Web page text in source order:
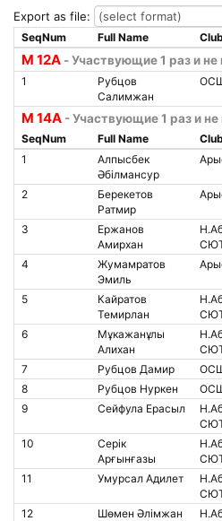
Export as file:
M 12A - Участвующие 1 раз и
SeqNum Full Name Club
1
Рубцов
Салимжан
M 14А - Участвующие 1 раз и
SeqNum Full Name Club
1
Алпысбек
Әбілмансур
2
Берекетов
Ратмир
3
Ержанов
Амирхан
4
Жумамратов
Эмиль
5
Кайратов
Темирлан
6
Мұкажанұлы
Алихан
7 Рубцов Дамир
8
Рубцов Нуркен
9
Сейфула Ерасыл
10
Серік
Арғынғазы
11 Умурсал Адилет
12 Шөмен Әлімжан